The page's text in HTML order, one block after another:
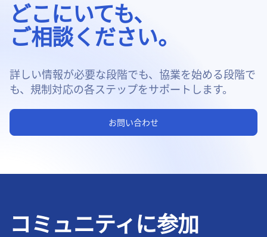
どこにいても、
ご相談ください。
詳しい情報が必要な段階でも、協業を始める段階で
も、規制対応の各ステップをサポートします。
お問い合わせ
コミュニティに参加